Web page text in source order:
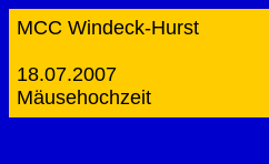
MCC Windeck-Hurst
18.07.2007
Mäusehochzeit